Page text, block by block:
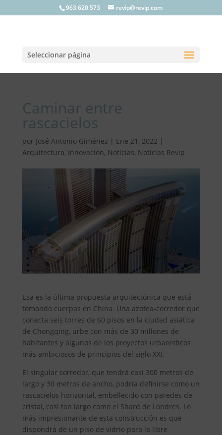
963 620 573 revip@revip.com
Seleccionar página
Caminar entre
rascacielos
por José Antonio Giménez | Ene 21, 2022 |
Arquitectura, Innovación, Noticias, Noticias Revip
Esa es la última propuesta arquitectónica que está
tomando cuerpos en China. Una azotea-corredor que
conecta seis torres de 60 pisos en la ciudad asiática
de Chongqing, urbe con más de 30 millones de
habitantes y algunos de los proyectos urbanísticos
más ambiciosos de principios del siglo XXI.
El singular corredor, que tendrá casi 300 metros de
largo y 30 metros de ancho, podría definirse como un
rascacielos horizontal, embellecido con paredes de
cristal, casi tan largo como el Shard de Londres. Lo
más impresionante de esta construcción es que
dispondrá de un piso de vidrio para la libre